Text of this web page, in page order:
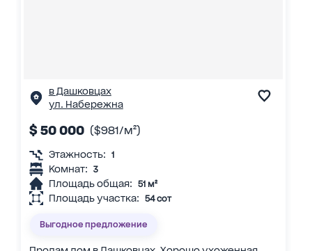
в Дашковцах
ул. Набережна
$ 50 000 ($981/м²)
Этажность: 1
Комнат: 3
Площадь общая: 51 м²
Площадь участка: 54 сот
Выгодное предложение